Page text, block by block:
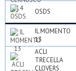
OSDS
IL MOMENTO
13
ACLI
TRECELLA
CLOVERS